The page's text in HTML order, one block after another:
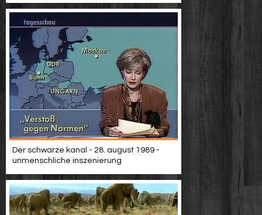
Der schwarze kanal - 28. august 1989 -
unmenschliche inszenierung